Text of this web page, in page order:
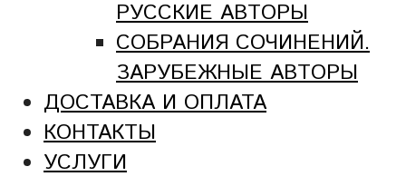
РУССКИЕ АВТОРЫ
СОБРАНИЯ СОЧИНЕНИЙ.
ЗАРУБЕЖНЫЕ АВТОРЫ
ДОСТАВКА И ОПЛАТА
КОНТАКТЫ
УСЛУГИ